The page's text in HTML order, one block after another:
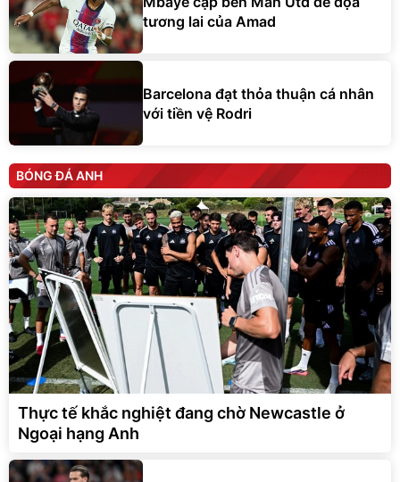
tương lai của Amad
Barcelona đạt thỏa thuận cá nhân
với tiền vệ Rodri
BÓNG ĐÁ ANH
Thực tế khắc nghiệt đang chờ Newcastle ở
Ngoại hạng Anh